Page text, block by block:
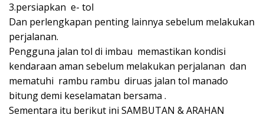
3.persiapkan e- tol
Dan perlengkapan penting lainnya sebelum melakukan
perjalanan.
Pengguna jalan tol di imbau memastikan kondisi
kendaraan aman sebelum melakukan perjalanan dan
mematuhi rambu rambu diruas jalan tol manado
bitung demi keselamatan bersama .
Sementara itu berikut ini SAMBUTAN & ARAHAN